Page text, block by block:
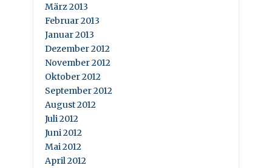
März 2013
Februar 2013
Januar 2013
Dezember 2012
November 2012
Oktober 2012
September 2012
August 2012
Juli 2012
Juni 2012
Mai 2012
April 2012